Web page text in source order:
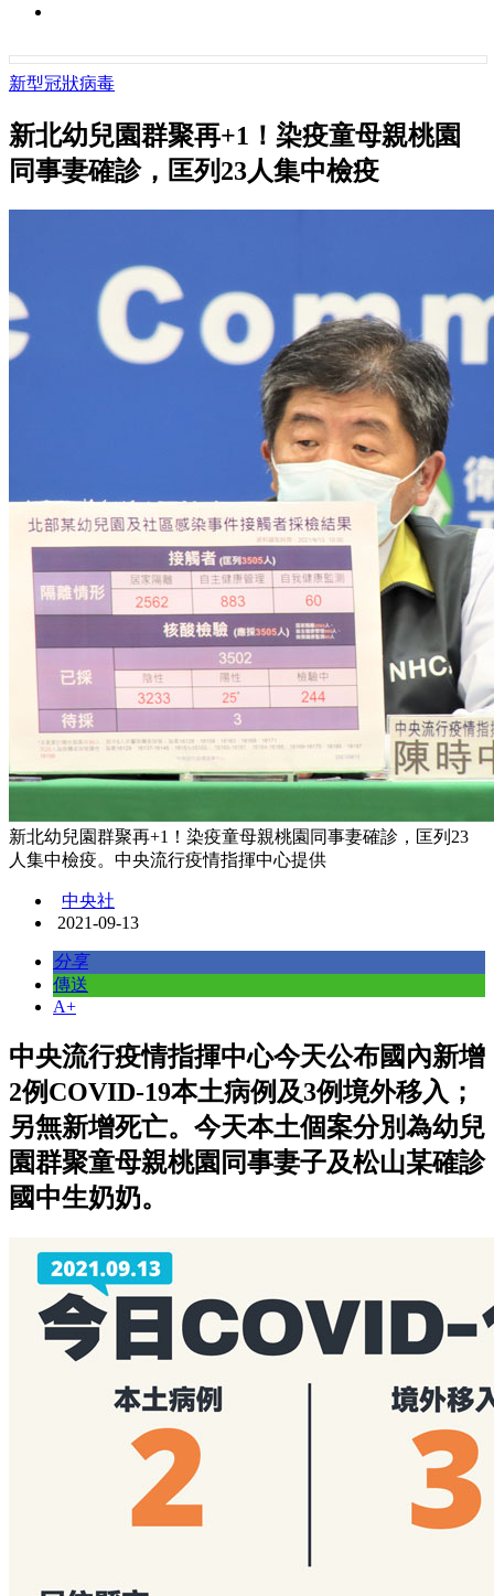
新型冠狀病毒
新北幼兒園群聚再+1！染疫童母親桃園
同事妻確診，匡列23人集中檢疫
新北幼兒園群聚再+1！染疫童母親桃園同事妻確診，匡列23
人集中檢疫。中央流行疫情指揮中心提供
中央社
2021-09-13
分享
傳送
A+
中央流行疫情指揮中心今天公布國內新增
2例COVID-19本土病例及3例境外移入；
另無新增死亡。今天本土個案分別為幼兒
園群聚童母親桃園同事妻子及松山某確診
國中生奶奶。